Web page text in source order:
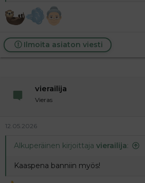
Ilmoita asiaton viesti
vierailija
Vieras
12.05.2026
Alkuperäinen kirjoittaja vierailija:
Kaaspena banniin myös!